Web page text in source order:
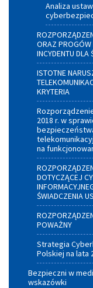
Analiza
ORAZ
INCYDENTU DLA
ISTOTNE
KRYTERIA
2018 r. w
na
DOTYCZĄCEJ
ŚWIADCZENIA
POWAŻNY
Strategia
Polskiej na lata
Bezpieczni w
wskazówki